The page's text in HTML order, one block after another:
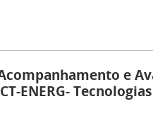
e
ENERG-